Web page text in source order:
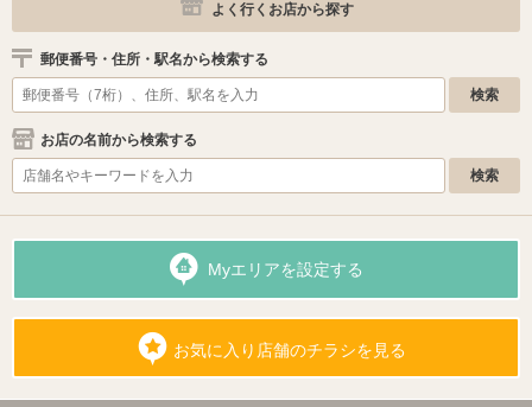
よく行くお店から探す
郵便番号・住所・駅名から検索する
お店の名前から検索する
Myエリアを設定する
お気に入り店舗のチラシを見る